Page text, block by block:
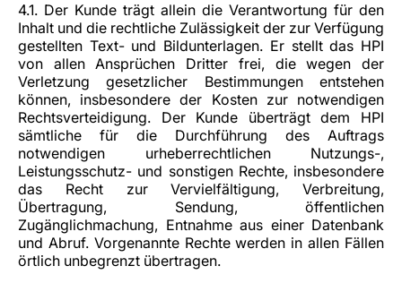
4.1. Der Kunde trägt allein die Verantwortung für den
Inhalt und die rechtliche Zulässigkeit der zur Verfügung
gestellten Text- und Bildunterlagen. Er stellt das HPI
von allen Ansprüchen Dritter frei, die wegen der
Verletzung gesetzlicher Bestimmungen entstehen
können, insbesondere der Kosten zur notwendigen
Rechtsverteidigung. Der Kunde überträgt dem HPI
sämtliche für die Durchführung des Auftrags
notwendigen urheberrechtlichen Nutzungs-,
Leistungsschutz- und sonstigen Rechte, insbesondere
das Recht zur Vervielfältigung, Verbreitung,
Übertragung, Sendung, öffentlichen
Zugänglichmachung, Entnahme aus einer Datenbank
und Abruf. Vorgenannte Rechte werden in allen Fällen
örtlich unbegrenzt übertragen.